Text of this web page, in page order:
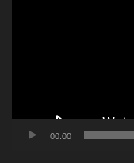
00:00